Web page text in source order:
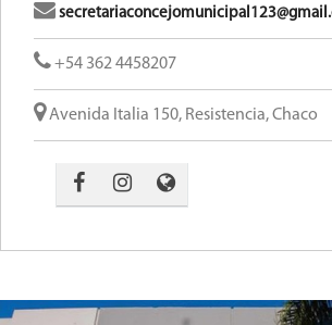
+54 362 4458207
Avenida Italia 150, Resistencia, Chaco